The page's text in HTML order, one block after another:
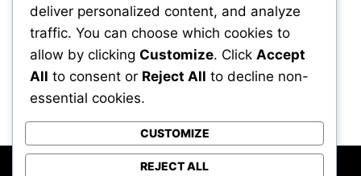
Categories
Uncategorized
Powered by WordPress
deliver personalized content, and analyze
traffic. You can choose which cookies to
allow by clicking Customize. Click Accept
All to consent or Reject All to decline non-
essential cookies.
CUSTOMIZE
REJECT ALL